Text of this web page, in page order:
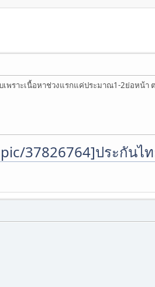
พราะเนื้อหาช่วงแรกแค่ประมาณ1-2ย่อหน้า
37826764]ประกันไ